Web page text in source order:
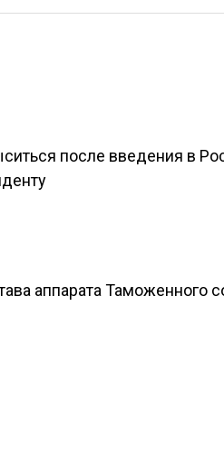
после введения в
аппарата Таможенного